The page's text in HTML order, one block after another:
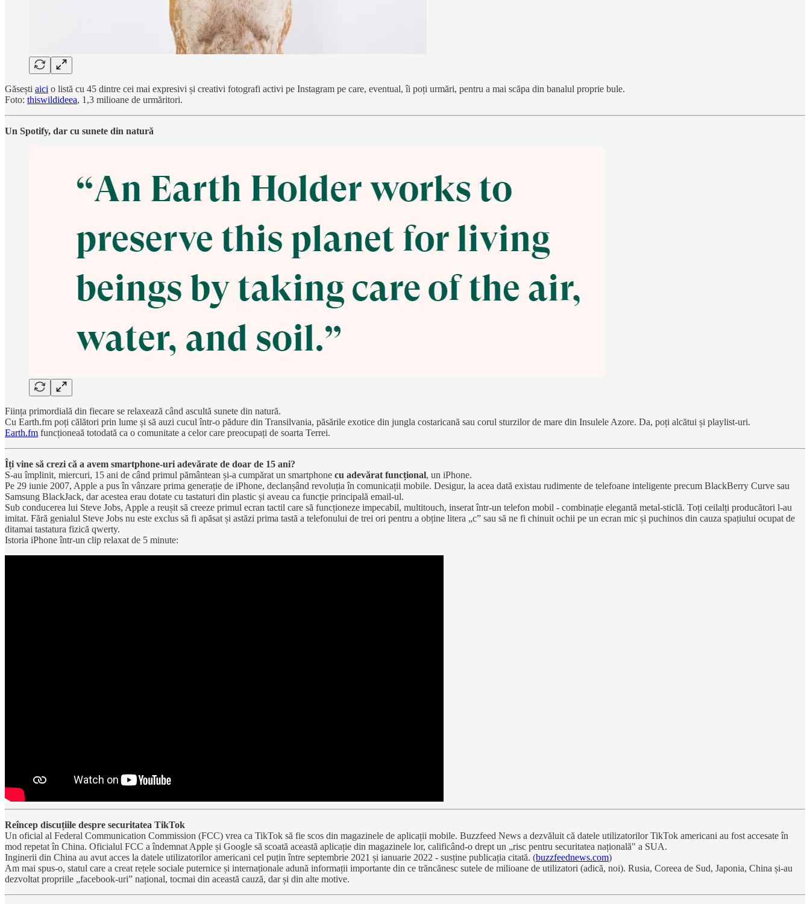
Găsești aici o listă cu 45 dintre cei mai expresivi și creativi fotografi activi pe Instagram pe care, eventual, îi poți urmări, pentru a mai scăpa din banalul proprie bule.
Foto: thiswildideea, 1,3 milioane de urmăritori.
Un Spotify, dar cu sunete din natură
Ființa primordială din fiecare se relaxează când ascultă sunete din natură.
Cu Earth.fm poți călători prin lume și să auzi cucul într-o pădure din Transilvania, păsările exotice din jungla costaricană sau corul sturzilor de mare din Insulele Azore. Da, poți alcătui și playlist-uri.
Earth.fm funcționeaă totodată ca o comunitate a celor care preocupați de soarta Terrei.
Îți vine să crezi că a avem smartphone-uri adevărate de doar de 15 ani?
S-au împlinit, miercuri, 15 ani de când primul pământean și-a cumpărat un smartphone cu adevărat funcțional, un iPhone.
Pe 29 iunie 2007, Apple a pus în vânzare prima generație de iPhone, declanșând revoluția în comunicații mobile. Desigur, la acea dată existau rudimente de telefoane inteligente precum BlackBerry Curve sau
Samsung BlackJack, dar acestea erau dotate cu tastaturi din plastic și aveau ca funcție principală email-ul.
Sub conducerea lui Steve Jobs, Apple a reușit să creeze primul ecran tactil care să funcționeze impecabil, multitouch, inserat într-un telefon mobil - combinație elegantă metal-sticlă. Toți ceilalți producători l-au
imitat. Fără genialul Steve Jobs nu este exclus să fi apăsat și astăzi prima tastă a telefonului de trei ori pentru a obține litera „c” sau să ne fi chinuit ochii pe un ecran mic și puchinos din cauza spațiului ocupat de
ditamai tastatura fizică qwerty.
Istoria iPhone într-un clip relaxat de 5 minute:
Reîncep discuțiile despre securitatea TikTok
Un oficial al Federal Communication Commission (FCC) vrea ca TikTok să fie scos din magazinele de aplicații mobile. Buzzfeed News a dezvăluit că datele utilizatorilor TikTok americani au fost accesate în
mod repetat în China. Oficialul FCC a îndemnat Apple și Google să scoată această aplicație din magazinele lor, calificând-o drept un „risc pentru securitatea națională" a SUA.
Inginerii din China au avut acces la datele utilizatorilor americani cel puțin între septembrie 2021 și ianuarie 2022 - susține publicația citată. (buzzfeednews.com)
Am mai spus-o, statul care a creat rețele sociale puternice și internaționale adună informații importante din ce trăncănesc sutele de milioane de utilizatori (adică, noi). Rusia, Coreea de Sud, Japonia, China și-au
dezvoltat propriile „facebook-uri” național, tocmai din această cauză, dar și din alte motive.